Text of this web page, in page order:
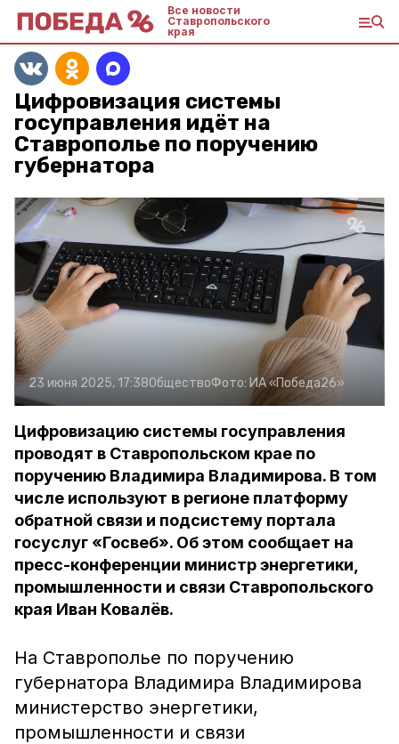
Все новости
Ставропольского
края
Цифровизация системы
госуправления идёт на
Ставрополье по поручению
губернатора
23 июня 2025, 17:38ОбществоФото: ИА «Победа26»
Цифровизацию системы госуправления
проводят в Ставропольском крае по
поручению Владимира Владимирова. В том
числе используют в регионе платформу
обратной связи и подсистему портала
госуслуг «Госвеб». Об этом сообщает на
пресс-конференции министр энергетики,
промышленности и связи Ставропольского
края Иван Ковалёв.
На Ставрополье по поручению
губернатора Владимира Владимирова
министерство энергетики,
промышленности и связи